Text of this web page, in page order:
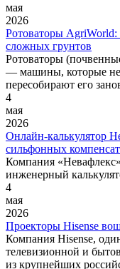
мая
2026
Ротоваторы
сложных грунтов
Ротоваторы
— машины, которые не
пересобирают его
4
мая
2026
Онлайн-калькулятор
сильфонных
Компания
инженерный
4
мая
2026
Проекторы Hisense
Компания Hisense,
телевизионной и
из крупнейших